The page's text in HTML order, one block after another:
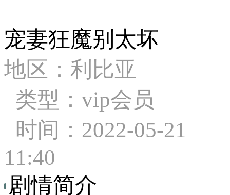
宠妻狂魔别太坏
地区：利比亚
类型：vip会员
时间：2022-05-21
11:40
剧情简介